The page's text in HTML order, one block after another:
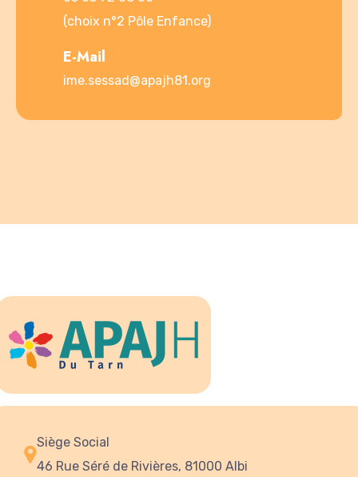
(choix n°2 Pôle Enfance)
E-Mail
ime.sessad@apajh81.org
Siège Social
46 Rue Séré de Rivières, 81000 Albi